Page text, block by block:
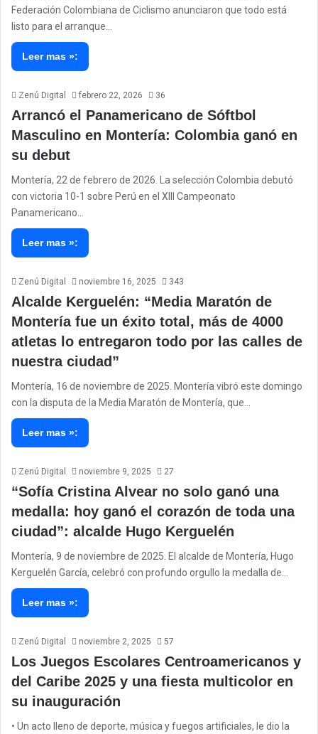
Federación Colombiana de Ciclismo anunciaron que todo está
listo para el arranque…
Leer mas »:
Zenú Digital febrero 22, 2026 36
Arrancó el Panamericano de Sóftbol
Masculino en Montería: Colombia ganó en
su debut
Montería, 22 de febrero de 2026. La selección Colombia debutó
con victoria 10-1 sobre Perú en el XIII Campeonato
Panamericano…
Leer mas »:
Zenú Digital noviembre 16, 2025 343
Alcalde Kerguelén: “Media Maratón de
Montería fue un éxito total, más de 4000
atletas lo entregaron todo por las calles de
nuestra ciudad”
Montería, 16 de noviembre de 2025. Montería vibró este domingo
con la disputa de la Media Maratón de Montería, que…
Leer mas »:
Zenú Digital noviembre 9, 2025 27
“Sofía Cristina Alvear no solo ganó una
medalla: hoy ganó el corazón de toda una
ciudad”: alcalde Hugo Kerguelén
Montería, 9 de noviembre de 2025. El alcalde de Montería, Hugo
Kerguelén García, celebró con profundo orgullo la medalla de…
Leer mas »:
Zenú Digital noviembre 2, 2025 57
Los Juegos Escolares Centroamericanos y
del Caribe 2025 y una fiesta multicolor en
su inauguración
• Un acto lleno de deporte, música y fuegos artificiales, le dio la